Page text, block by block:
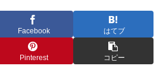
Facebook はてブ
Pinterest コピー